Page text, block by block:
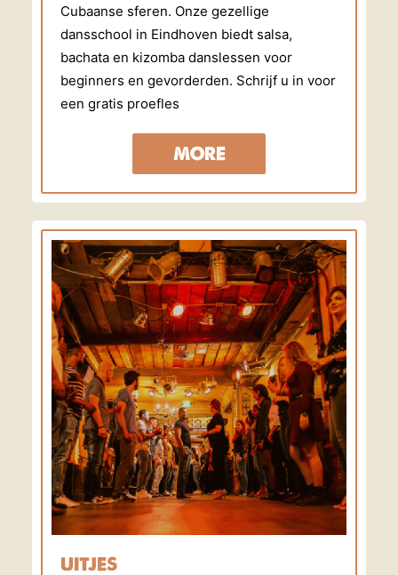
Cubaanse sferen. Onze gezellige
dansschool in Eindhoven biedt salsa,
bachata en kizomba danslessen voor
beginners en gevorderden. Schrijf u in voor
een gratis proefles
MORE
UITJES